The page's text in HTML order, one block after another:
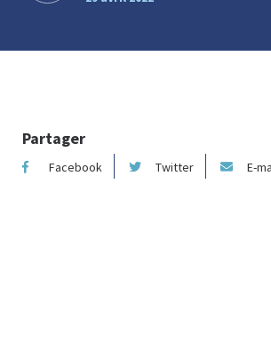
Partager
Facebook Twitter E-